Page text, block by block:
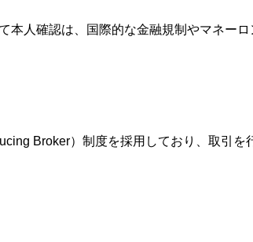
本人確認は、国際的な金融規制やマネー
Broker）制度を採用しており、取引